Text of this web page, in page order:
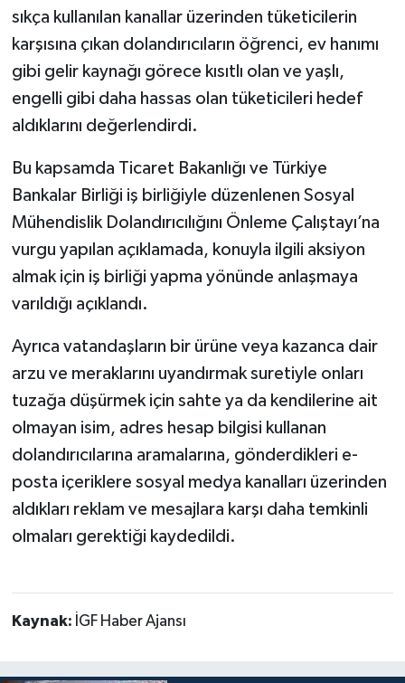
sıkça kullanılan kanallar üzerinden tüketicilerin
karşısına çıkan dolandırıcıların öğrenci, ev hanımı
gibi gelir kaynağı görece kısıtlı olan ve yaşlı,
engelli gibi daha hassas olan tüketicileri hedef
aldıklarını değerlendirdi.
Bu kapsamda Ticaret Bakanlığı ve Türkiye
Bankalar Birliği iş birliğiyle düzenlenen Sosyal
Mühendislik Dolandırıcılığını Önleme Çalıştayı’na
vurgu yapılan açıklamada, konuyla ilgili aksiyon
almak için iş birliği yapma yönünde anlaşmaya
varıldığı açıklandı.
Ayrıca vatandaşların bir ürüne veya kazanca dair
arzu ve meraklarını uyandırmak suretiyle onları
tuzağa düşürmek için sahte ya da kendilerine ait
olmayan isim, adres hesap bilgisi kullanan
dolandırıcılarına aramalarına, gönderdikleri e-
posta içeriklere sosyal medya kanalları üzerinden
aldıkları reklam ve mesajlara karşı daha temkinli
olmaları gerektiği kaydedildi.
Kaynak: İGF Haber Ajansı